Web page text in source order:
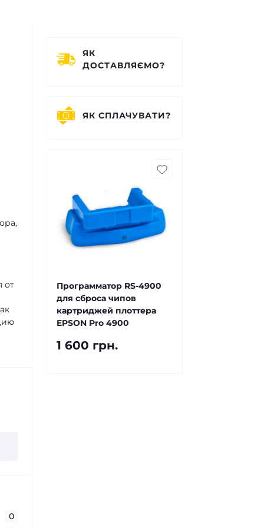
от
0
ЯК
ДОСТАВЛЯЄМО?
ЯК СПЛАЧУВАТИ?
Программатор RS-4900
для сброса чипов
картриджей плоттера
EPSON Pro 4900
1 600 грн.